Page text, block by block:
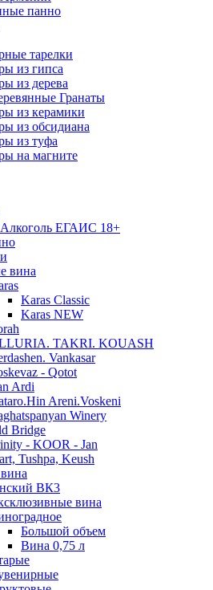
панно
тарелки
из гипса
из дерева
Гранаты
из керамики
из обсидиана
из туфа
на магните
ЕГАИС 18+
вина
Karas Classic
Karas NEW
TAKRI. KOUASH
Vankasar
- Qotot
Ardi
Areni.Voskeni
Winery
Bridge
- KOOR - Jan
Tushpa, Keush
ВК3
вина
Большой объем
Вина 0,75 л